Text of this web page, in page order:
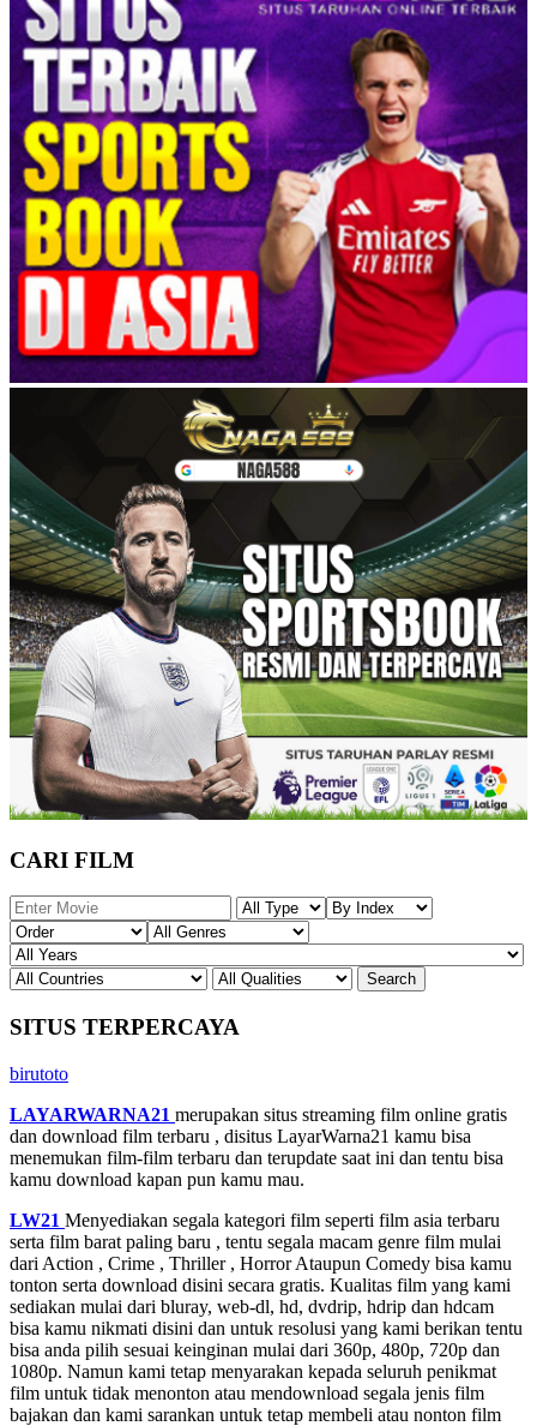
CARI FILM
SITUS TERPERCAYA
birutoto
LAYARWARNA21 merupakan situs streaming film online gratis
dan download film terbaru , disitus LayarWarna21 kamu bisa
menemukan film-film terbaru dan terupdate saat ini dan tentu bisa
kamu download kapan pun kamu mau.
LW21 Menyediakan segala kategori film seperti film asia terbaru
serta film barat paling baru , tentu segala macam genre film mulai
dari Action , Crime , Thriller , Horror Ataupun Comedy bisa kamu
tonton serta download disini secara gratis. Kualitas film yang kami
sediakan mulai dari bluray, web-dl, hd, dvdrip, hdrip dan hdcam
bisa kamu nikmati disini dan untuk resolusi yang kami berikan tentu
bisa anda pilih sesuai keinginan mulai dari 360p, 480p, 720p dan
1080p. Namun kami tetap menyarakan kepada seluruh penikmat
film untuk tidak menonton atau mendownload segala jenis film
bajakan dan kami sarankan untuk tetap membeli atau nonton film